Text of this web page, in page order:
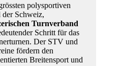
polysportiven
der Schweiz,
Turnverband
Schritt für das
Der STV und
fördern den
Breitensport und